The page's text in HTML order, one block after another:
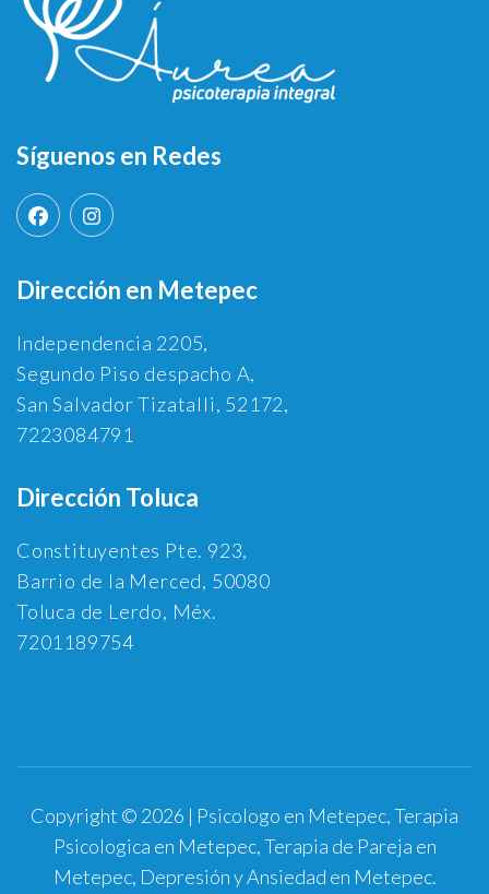
Síguenos en Redes
Dirección en Metepec
Independencia 2205,
Segundo Piso despacho A,
San Salvador Tizatalli, 52172,
7223084791
Dirección Toluca
Constituyentes Pte. 923,
Barrio de la Merced, 50080
Toluca de Lerdo, Méx.
7201189754
Copyright © 2026 | Psicologo en Metepec, Terapia
Psicologica en Metepec, Terapia de Pareja en
Metepec, Depresión y Ansiedad en Metepec.